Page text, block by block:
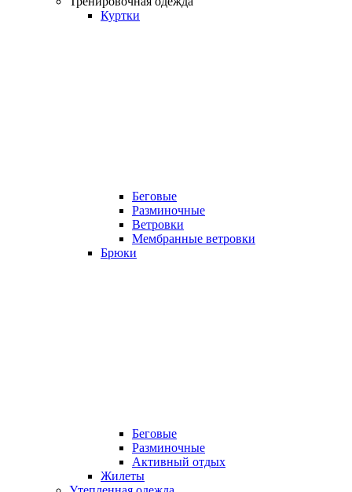
Куртки
Беговые
Разминочные
Ветровки
Мембранные ветровки
Брюки
Беговые
Разминочные
Активный отдых
Жилеты